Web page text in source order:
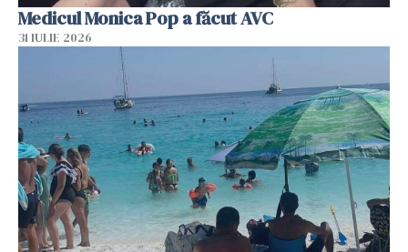
Medicul Monica Pop a făcut AVC
31 IULIE 2026